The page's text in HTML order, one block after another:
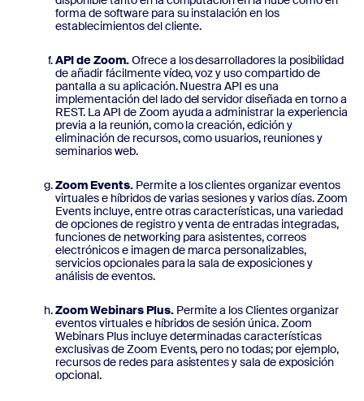
forma de software para su instalación en los
establecimientos del cliente.
API de Zoom.Ofrece a los desarrolladores la posibilidad
de añadir fácilmente vídeo, voz y uso compartido de
pantalla a su aplicación. Nuestra API es una
implementación del lado del servidor diseñada en torno a
REST. La API de Zoom ayuda a administrar la experiencia
previa a la reunión, como la creación, edición y
eliminación de recursos, como usuarios, reuniones y
seminarios web.
Zoom Events.Permite a los clientes organizar eventos
virtuales e híbridos de varias sesiones y varios días. Zoom
Events incluye, entre otras características, una variedad
de opciones de registro y venta de entradas integradas,
funciones de networking para asistentes, correos
electrónicos e imagen de marca personalizables,
servicios opcionales para la sala de exposiciones y
análisis de eventos.
Zoom Webinars Plus.Permite a los Clientes organizar
eventos virtuales e híbridos de sesión única. Zoom
Webinars Plus incluye determinadas características
exclusivas de Zoom Events, pero no todas; por ejemplo,
recursos de redes para asistentes y sala de exposición
opcional.